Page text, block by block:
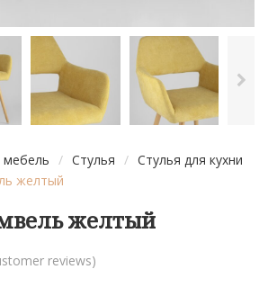
мебель / Стулья / Стулья для кухни
желтый
желтый
reviews)